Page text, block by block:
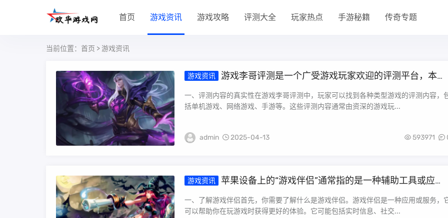
首页 游戏资讯 游戏攻略 评测大全 玩家热点 手游秘籍 传奇专题
当前位置： 首页 > 游戏资讯
游戏资讯
游戏李哥评测是一个广受游戏玩家欢迎的评测平台，本文
该平台的优势与特点，并对它的影响力和使用体验进行评价。
一、评测内容的真实性在游戏李哥评测中，玩家可以找到各种类型游戏的评测内容，
括单机游戏、网络游戏、手游等。这些评测内容通常由资深的游戏玩...
admin 2025-04-13 593971
游戏资讯
苹果设备上的“游戏伴侣”通常指的是一种辅助工具或应
设备上的游戏伴侣，你需要遵循一些步骤来确保你能够顺利地使用
这个功能。下面将详细介绍如何开启苹果设备上的游戏伴侣。
一、了解游戏伴侣首先，你需要了解什么是游戏伴侣。游戏伴侣是一种应用或服务，
可以帮助你在玩游戏时获得更好的体验。它可能包括实时信息、社交...